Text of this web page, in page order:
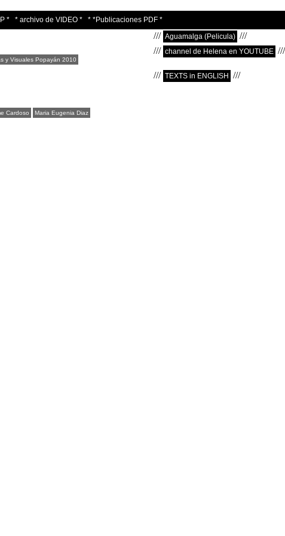
* * archivo de VIDEO * * *Publicaciones PDF *
/// Aguamalga (Pelicula) ///
/// channel de Helena en YOUTUBE ///
/// TEXTS in ENGLISH ///
y Visuales Popayán 2010
Cardoso Maria Eugenia Diaz